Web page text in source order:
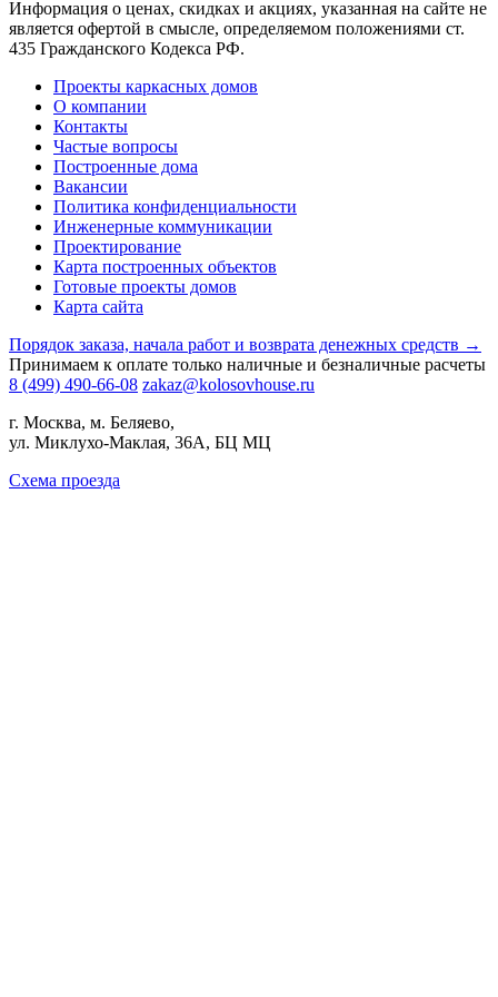
Информация о ценах, скидках и акциях, указанная на сайте не
является офертой в смысле, определяемом положениями ст.
435 Гражданского Кодекса РФ.
Проекты каркасных домов
О компании
Контакты
Частые вопросы
Построенные дома
Вакансии
Политика конфиденциальности
Инженерные коммуникации
Проектирование
Карта построенных объектов
Готовые проекты домов
Карта сайта
Порядок заказа, начала работ и возврата денежных средств →
Принимаем к оплате только наличные и безналичные расчеты
8 (499) 490-66-08 zakaz@kolosovhouse.ru
г. Москва, м. Беляево,
ул. Миклухо-Маклая, 36А, БЦ МЦ
Схема проезда